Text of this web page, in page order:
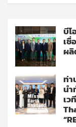
บีโ
เชื่
ผลิ
ท่า
นำ
เว